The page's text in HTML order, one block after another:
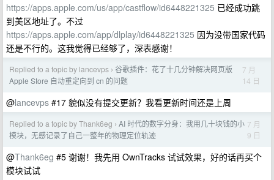
https://apps.apple.com/us/app/castflow/id6448221325 已经成功跳
到美区地址了。不过
https://apps.apple.com/app/dlplay/id6448221325 因为没带国家代码
还是不行的。这我觉得已经够了，深表感谢！
Replied to a topic by lancevps › 谷歌插件：花了十几分钟解决网页版
Apple Store 自动重定向到 cn 的问题
7 月
14 日
@lancevps #17 貌似没有提交更新？我看更新时间还是上周
Replied to a topic by Thank6eg › AI 时代的数字分身：我用几十块钱的小
模块，无感记录了自己一整年的物理定位轨迹
7 月
9 日
@Thank6eg #5 谢谢！我先用 OwnTracks 试试效果，好的话再买个
模块试试